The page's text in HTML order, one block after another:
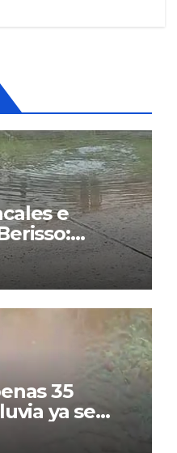
e
en la calle
35
ya se